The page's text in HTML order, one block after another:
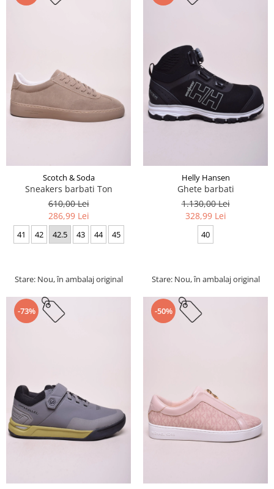
Scotch & Soda
Sneakers barbati Ton
610,00 Lei
286,99 Lei
41 42 42.5 43 44 45
Stare: Nou, în ambalaj original
Helly Hansen
Ghete barbati
1.130,00 Lei
328,99 Lei
40
Stare: Nou, în ambalaj original
-73% -50%